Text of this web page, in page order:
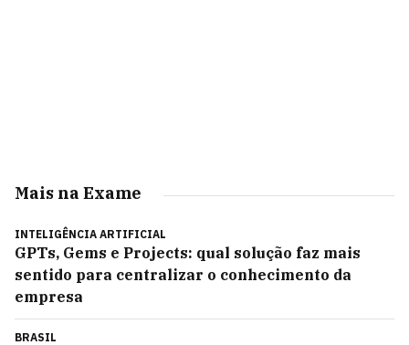
Mais na Exame
INTELIGÊNCIA ARTIFICIAL
GPTs, Gems e Projects: qual solução faz mais
sentido para centralizar o conhecimento da
empresa
BRASIL